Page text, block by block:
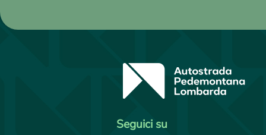
Seguici su